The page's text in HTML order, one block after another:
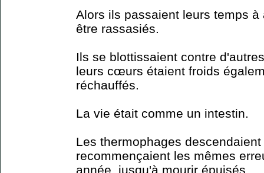
Alors ils passaient leurs temps
être rassasiés.
Ils se blottissaient contre
leurs cœurs étaient froids
réchauffés.
La vie était comme un intestin.
Les thermophages
recommençaient les mêmes
année, jusqu'à mourir épuisés.